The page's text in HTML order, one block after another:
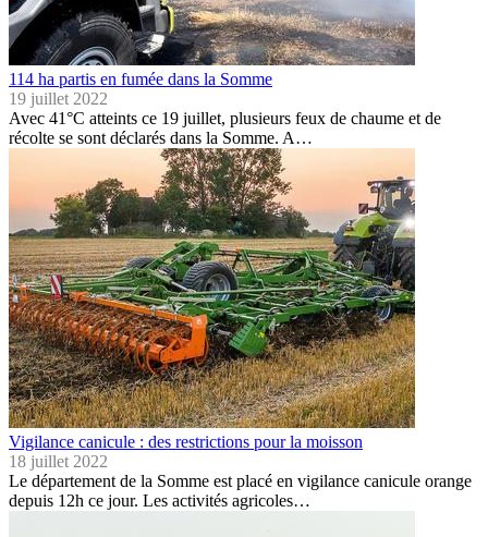
114 ha partis en fumée dans la Somme
19 juillet 2022
Avec 41°C atteints ce 19 juillet, plusieurs feux de chaume et de
récolte se sont déclarés dans la Somme. A…
Vigilance canicule : des restrictions pour la moisson
18 juillet 2022
Le département de la Somme est placé en vigilance canicule orange
depuis 12h ce jour. Les activités agricoles…